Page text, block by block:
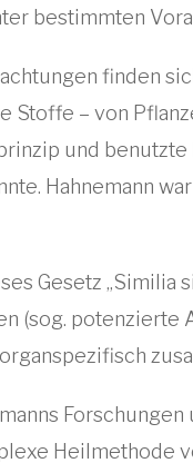
bestimmten
finden
Stoffe – von
und benutzte
Hahnemann
Gesetz
(sog. potenzierte
Heilmethode